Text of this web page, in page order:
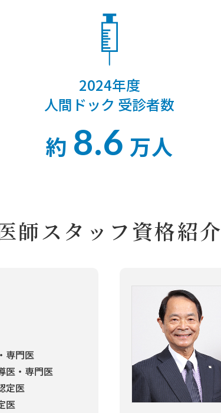
2024年度
人間ドック 受診者数
約 8.6 万人
師スタッフ資格紹介
専門医
医・専門医
定医
医